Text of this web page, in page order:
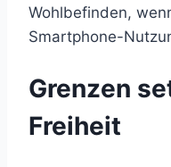
Wohlbefinden,
Smartphone-
Grenzen
Freiheit